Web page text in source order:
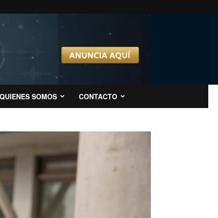
QUIENES SOMOS CONTACTO